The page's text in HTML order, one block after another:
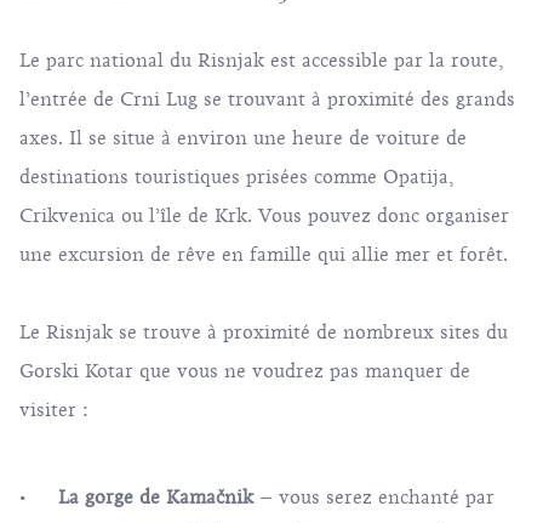
Le parc national du Risnjak est accessible par la route,
l’entrée de Crni Lug se trouvant à proximité des grands
axes. Il se situe à environ une heure de voiture de
destinations touristiques prisées comme Opatija,
Crikvenica ou l’île de Krk. Vous pouvez donc organiser
une excursion de rêve en famille qui allie mer et forêt.
Le Risnjak se trouve à proximité de nombreux sites du
Gorski Kotar que vous ne voudrez pas manquer de
visiter :
La gorge de Kamačnik– vous serez enchanté par